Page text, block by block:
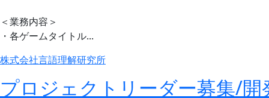
＜業務内容＞
・各ゲームタイトル...
株式会社言語理解研究所
プロジェクトリーダー募集/開